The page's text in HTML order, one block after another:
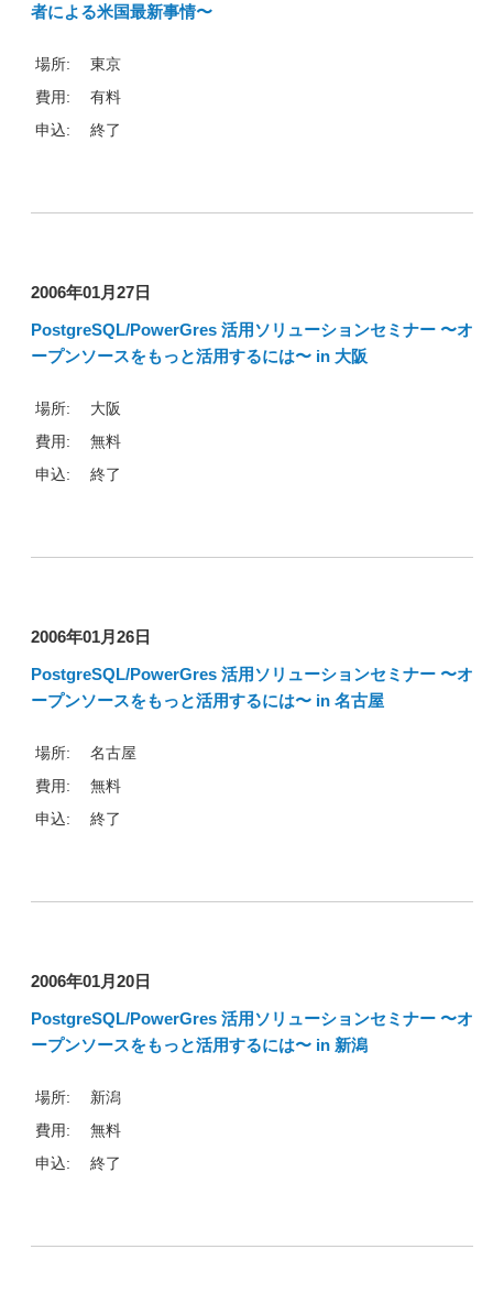
者による米国最新事情〜
場所:
東京
費用:
有料
申込:
終了
2006年01月27日
PostgreSQL/PowerGres 活用ソリューションセミナー 〜オ
ープンソースをもっと活用するには〜 in 大阪
場所:
大阪
費用:
無料
申込:
終了
2006年01月26日
PostgreSQL/PowerGres 活用ソリューションセミナー 〜オ
ープンソースをもっと活用するには〜 in 名古屋
場所:
名古屋
費用:
無料
申込:
終了
2006年01月20日
PostgreSQL/PowerGres 活用ソリューションセミナー 〜オ
ープンソースをもっと活用するには〜 in 新潟
場所:
新潟
費用:
無料
申込:
終了